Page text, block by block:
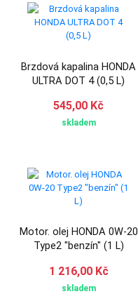
Brzdová kapalina HONDA
ULTRA DOT 4 (0,5 L)
545,00 Kč
skladem
Motor. olej HONDA 0W-20
Type2 "benzín" (1 L)
1 216,00 Kč
skladem